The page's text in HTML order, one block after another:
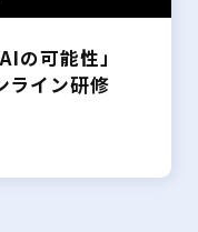
の可能性」
ライン研修